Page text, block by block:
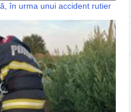
în urma unui accident rutier